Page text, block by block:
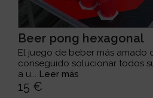
Beer pong hexagonal
El juego de beber más amado
conseguido solucionar todos
a u... Leer más
15 €